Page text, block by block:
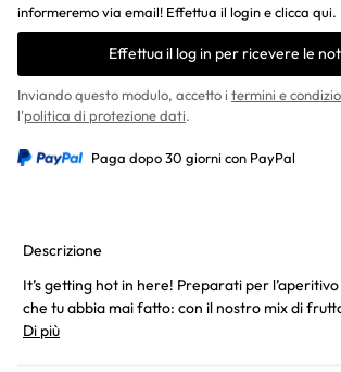
informeremo via email! Effettua il login e clicca qui.
Effettua il log in per ricevere le
Inviando questo modulo, accetto i termini e
l'politica di protezione dati.
Paga dopo 30 giorni con PayPal
Descrizione
It’s getting hot in here! Preparati per
che tu abbia mai fatto: con il nostro mix di
Di più